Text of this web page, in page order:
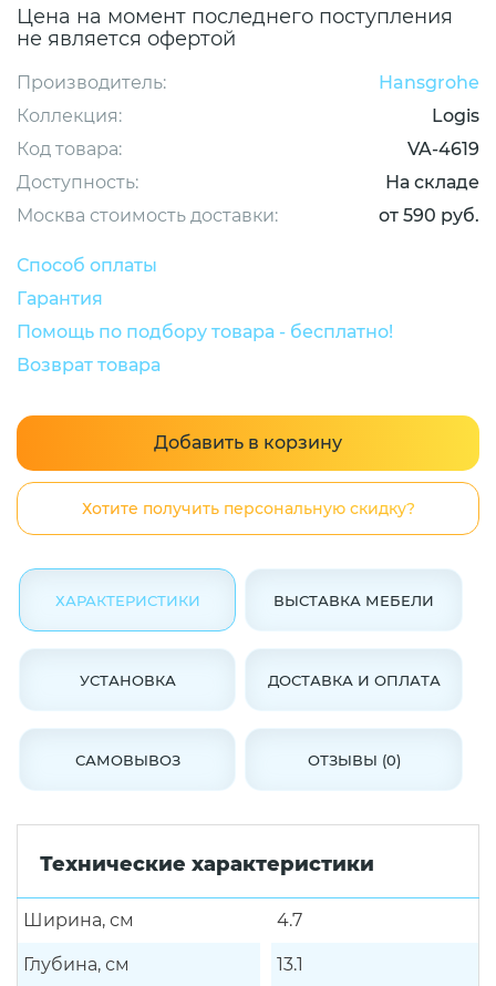
Цена на момент последнего поступления
не является офертой
Производитель:
Hansgrohe
Коллекция:
Logis
Код товара:
VA-4619
Доступность:
На складе
Москва стоимость доставки:
от 590 руб.
Способ оплаты
Гарантия
Помощь по подбору товара - бесплатно!
Возврат товара
Добавить в корзину
Хотите получить персональную скидку?
ХАРАКТЕРИСТИКИ ВЫСТАВКА МЕБЕЛИ
УСТАНОВКА ДОСТАВКА И ОПЛАТА
САМОВЫВОЗ ОТЗЫВЫ (0)
Технические характеристики
Ширина, см 4.7
Глубина, см 13.1